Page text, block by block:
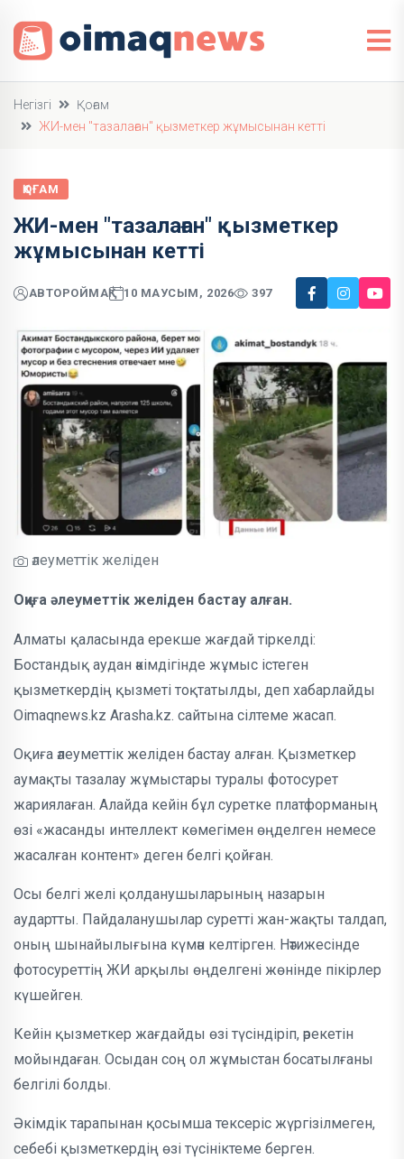
Негізгі
Қоғам
ЖИ-мен "тазалаған" қызметкер жұмысынан кетті
ҚОҒАМ
ЖИ-мен "тазалаған" қызметкер
жұмысынан кетті
АВТОРОЙМАҚ 10 МАУСЫМ, 2026 397
әлеуметтік желіден
Оқиға әлеуметтік желіден бастау алған.
Алматы қаласында ерекше жағдай тіркелді:
Бостандық аудан әкімдігінде жұмыс істеген
қызметкердің қызметі тоқтатылды, деп хабарлайды
Oimaqnews.kz Arasha.kz. сайтына сілтеме жасап.
Оқиға әлеуметтік желіден бастау алған. Қызметкер
аумақты тазалау жұмыстары туралы фотосурет
жариялаған. Алайда кейін бұл суретке платформаның
өзі «жасанды интеллект көмегімен өңделген немесе
жасалған контент» деген белгі қойған.
Осы белгі желі қолданушыларының назарын
аудартты. Пайдаланушылар суретті жан-жақты талдап,
оның шынайылығына күмән келтірген. Нәтижесінде
фотосуреттің ЖИ арқылы өңделгені жөнінде пікірлер
күшейген.
Кейін қызметкер жағдайды өзі түсіндіріп, әрекетін
мойындаған. Осыдан соң ол жұмыстан босатылғаны
белгілі болды.
Әкімдік тарапынан қосымша тексеріс жүргізілмеген,
себебі қызметкердің өзі түсініктеме берген.